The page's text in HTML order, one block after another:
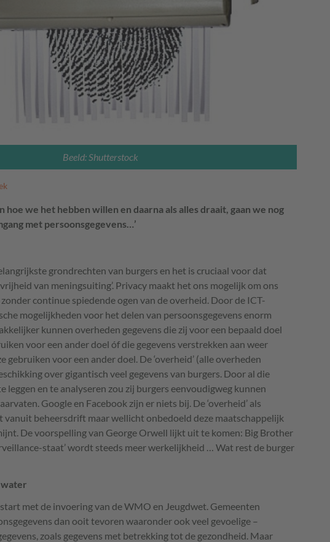
Beeld: Shutterstock
hoe we het hebben willen en daarna als alles draait, gaan we nog
met persoonsgegevens…’
grondrechten van burgers en het is cruciaal voor dat
van meningsuiting’. Privacy maakt het ons mogelijk om ons
continue spiedende ogen van de overheid. Door de ICT-
mogelijkheden voor het delen van persoonsgegevens enorm
kunnen overheden gegevens die zij voor een bepaald doel
voor een ander doel óf die gegevens verstrekken aan weer
gebruiken voor een ander doel. De ‘overheid’ (alle overheden
over gigantisch veel gegevens van burgers. Door al die
leggen en te analyseren zou zij burgers eenvoudigweg kunnen
Google en Facebook zijn er niets bij. De ‘overheid’ als
vanuit beheersdrift maar wellicht onbedoeld deze maatschappelijk
De voorspelling van George Orwell lijkt uit te komen: Big Brother
staat’ wordt steeds meer werkelijkheid … Wat rest de burger
met de invoering van deWMO en Jeugdwet. Gemeenten
dan ooit tevoren waaronder ook veel gevoelige –
zoals gegevens met betrekking tot de gezondheid. Maar